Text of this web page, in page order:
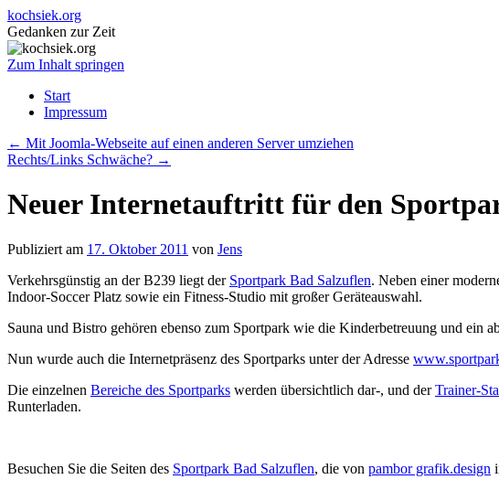
kochsiek.org
Gedanken zur Zeit
Zum Inhalt springen
Start
Impressum
← Mit Joomla-Webseite auf einen anderen Server umziehen
Rechts/Links Schwäche? →
Neuer Internetauftritt für den
Publiziert am 17. Oktober 2011 von Jens
Verkehrsgünstig an der B239 liegt der Sportpark Bad Salzuflen. Neben einer
Indoor-Soccer Platz sowie ein Fitness-Studio mit großer Geräteauswahl.
Sauna und Bistro gehören ebenso zum Sportpark wie die Kinderbetreuung und ein
Nun wurde auch die Internetpräsenz des Sportparks unter der Adresse
Die einzelnen Bereiche des Sportparks werden übersichtlich dar-, und derTrainer-
Runterladen.
Besuchen Sie die Seiten des Sportpark Bad Salzuflen, die von pambor grafik.design